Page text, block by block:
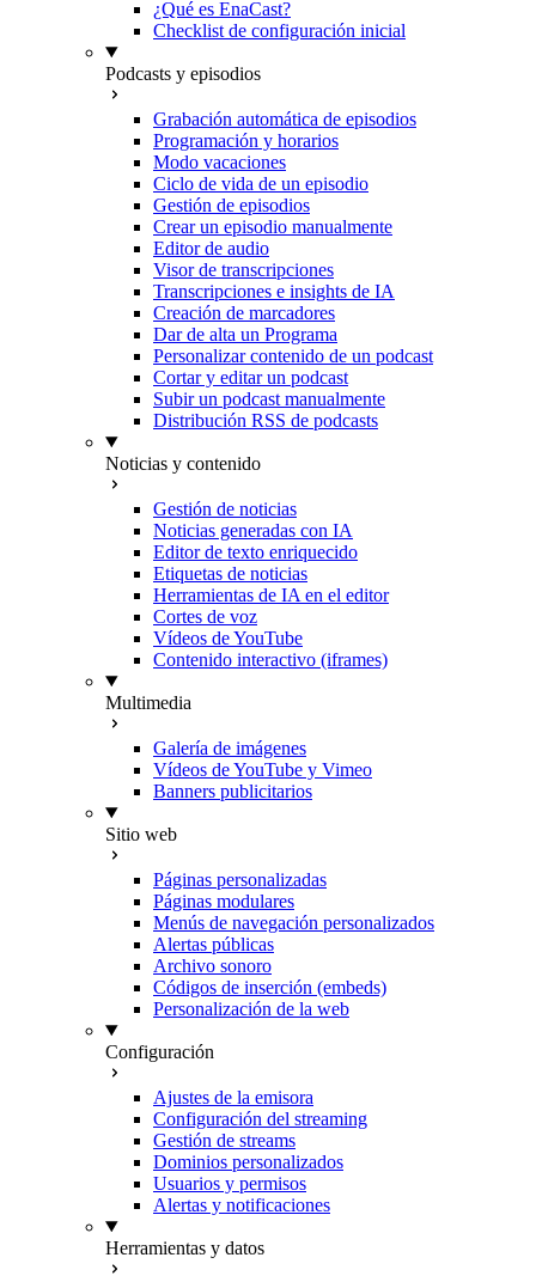
¿Qué es EnaCast?
Checklist de configuración inicial
Podcasts y episodios
Grabación automática de episodios
Programación y horarios
Modo vacaciones
Ciclo de vida de un episodio
Gestión de episodios
Crear un episodio manualmente
Editor de audio
Visor de transcripciones
Transcripciones e insights de IA
Creación de marcadores
Dar de alta un Programa
Personalizar contenido de un podcast
Cortar y editar un podcast
Subir un podcast manualmente
Distribución RSS de podcasts
Noticias y contenido
Gestión de noticias
Noticias generadas con IA
Editor de texto enriquecido
Etiquetas de noticias
Herramientas de IA en el editor
Cortes de voz
Vídeos de YouTube
Contenido interactivo (iframes)
Multimedia
Galería de imágenes
Vídeos de YouTube y Vimeo
Banners publicitarios
Sitio web
Páginas personalizadas
Páginas modulares
Menús de navegación personalizados
Alertas públicas
Archivo sonoro
Códigos de inserción (embeds)
Personalización de la web
Configuración
Ajustes de la emisora
Configuración del streaming
Gestión de streams
Dominios personalizados
Usuarios y permisos
Alertas y notificaciones
Herramientas y datos